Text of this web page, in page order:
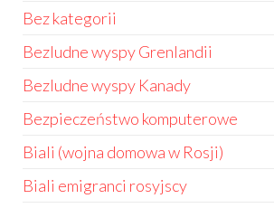
Bez kategorii
Bezludne wyspy Grenlandii
Bezludne wyspy Kanady
Bezpieczeństwo komputerowe
Biali (wojna domowa w Rosji)
Biali emigranci rosyjscy